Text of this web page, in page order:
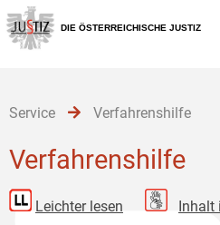
Zur
Hauptnavigation
[1]
Zum
Inhalt
[2]
Zum
Untermenü
[3]
DIE ÖSTERREICHISCHE JUSTIZ
Service Verfahrenshilfe
Verfahrenshilfe
Leichter lesen